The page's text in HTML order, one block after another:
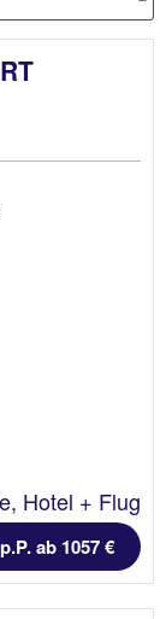
Hotel + Flug
ab 1057 €